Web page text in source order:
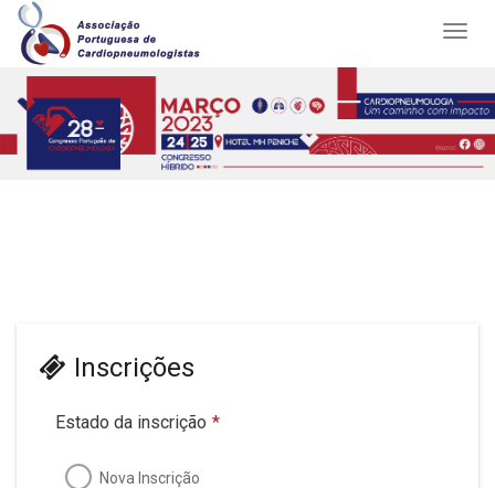
Inscrições
Estado da inscrição *
Nova Inscrição